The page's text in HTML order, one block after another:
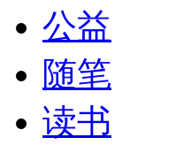
公益
随笔
读书